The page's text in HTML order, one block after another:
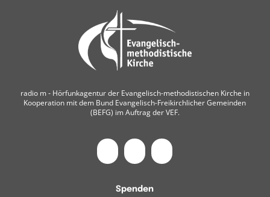
radio m ‐ Hörfunkagentur der Evangelisch-methodistischen Kirche in
Kooperation mit dem Bund Evangelisch-Freikirchlicher Gemeinden
(BEFG) im Auftrag der VEF.
Spenden